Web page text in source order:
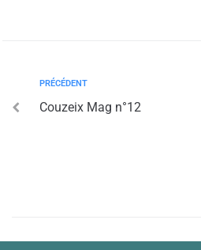
PRÉCÉDENT
Couzeix Mag n°12